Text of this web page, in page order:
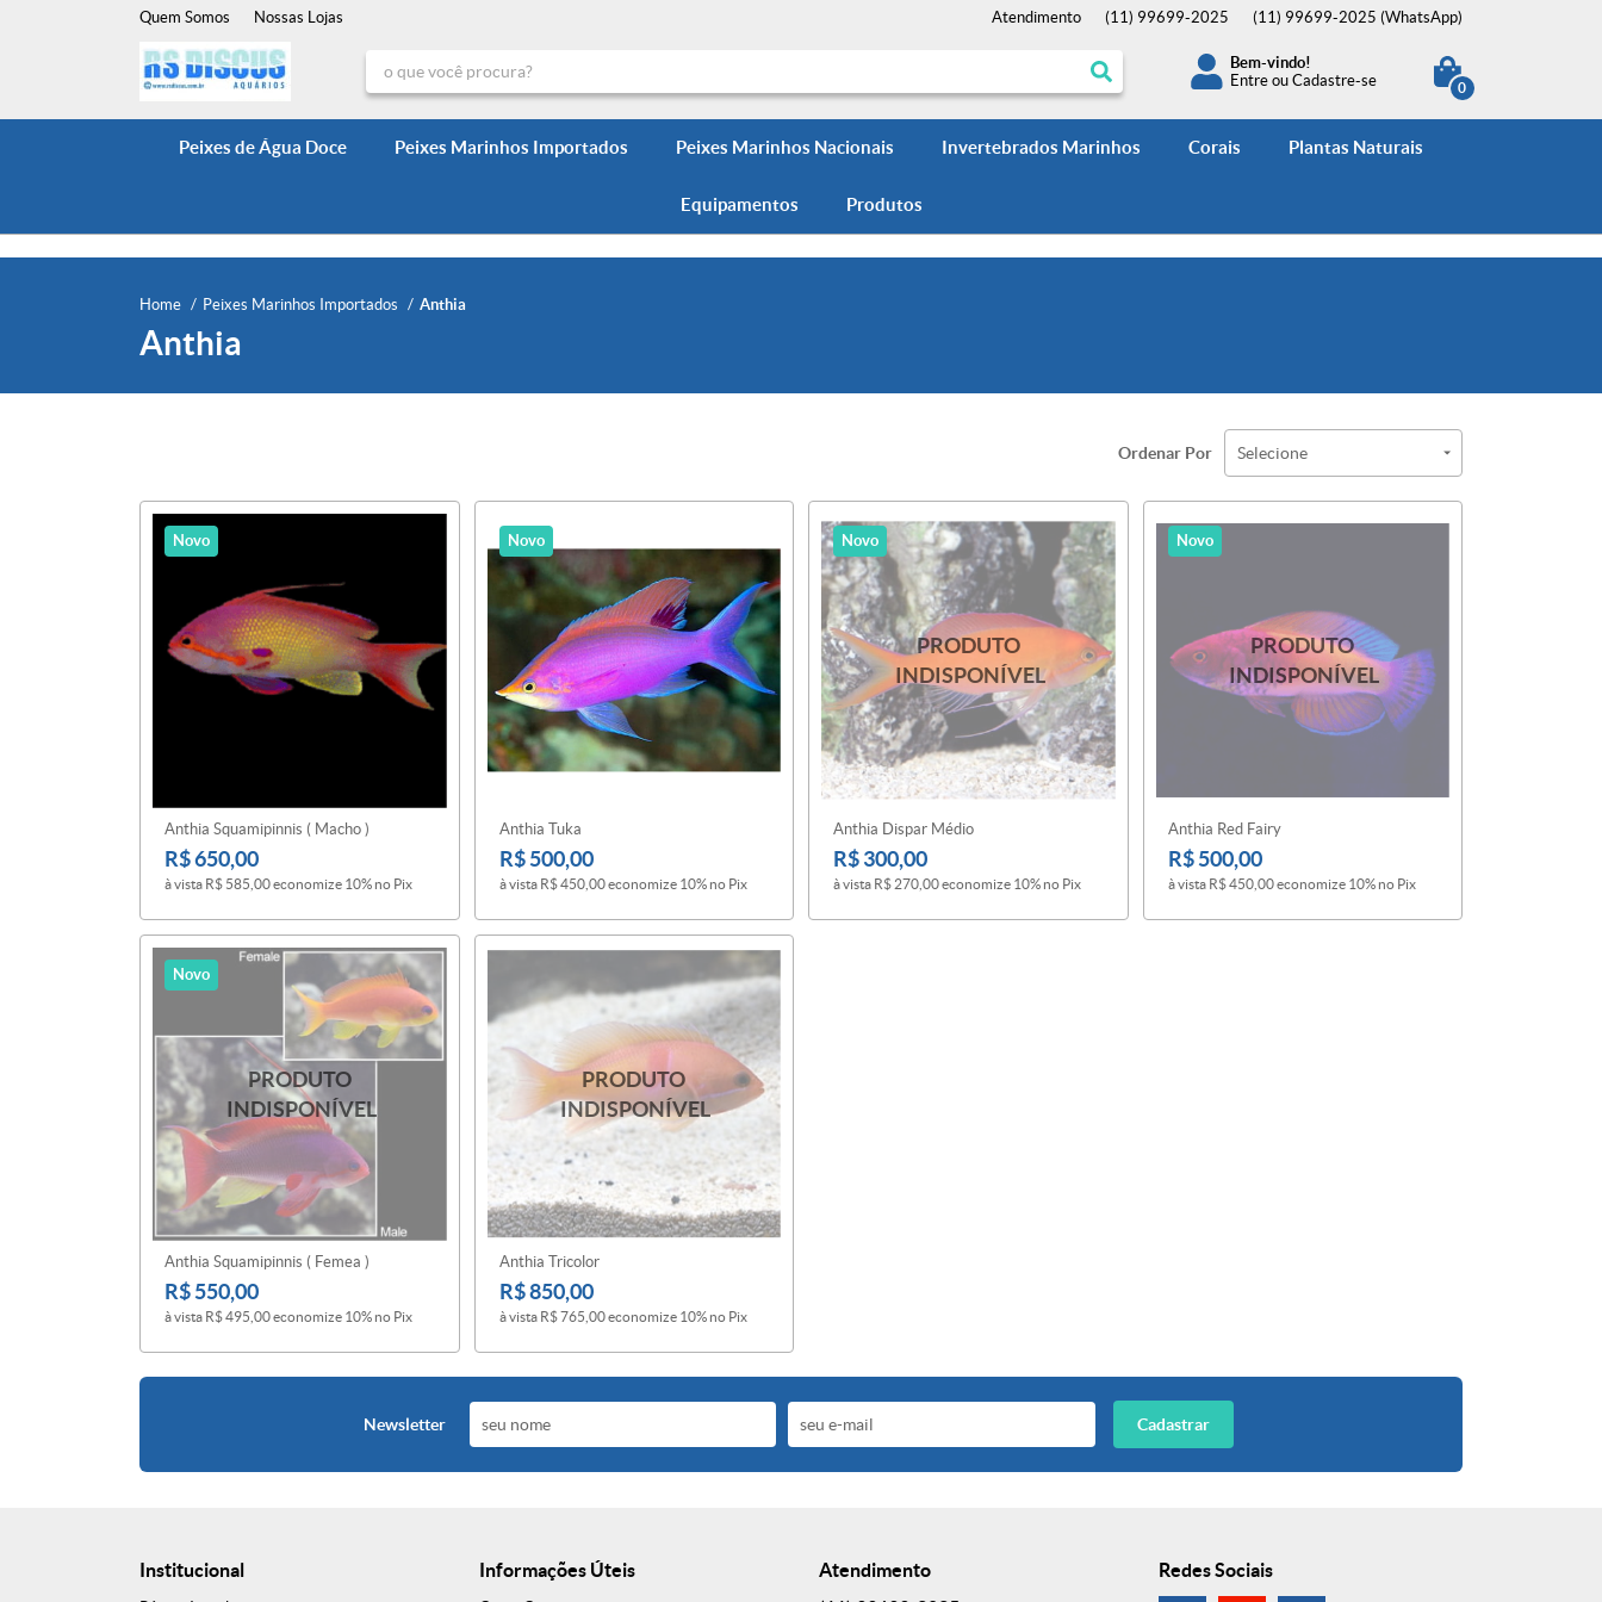
Quem Somos Nossas Lojas Atendimento (11) 99699-2025 (11) 99699-2025 (WhatsApp)
Bem-vindo!
Entre ouCadastre-se 0
Peixes de Água Doce Peixes Marinhos Importados Peixes Marinhos Nacionais Invertebrados Marinhos Corais Plantas Naturais
Equipamentos Produtos
Home Peixes Marinhos Importados Anthia
Anthia
Ordenar Por Selecione
Novo
Anthia Squamipinnis ( Macho )
R$ 650,00
à vista R$ 585,00economize 10% no Pix
Novo
Anthia Tuka
R$ 500,00
à vista R$ 450,00economize 10% no Pix
Novo
Anthia Dispar Médio
R$ 300,00
à vista R$ 270,00economize 10% no Pix
Novo
Anthia Red Fairy
R$ 500,00
à vista R$ 450,00economize 10% no Pix
Novo
Anthia Squamipinnis ( Femea )
R$ 550,00
à vista R$ 495,00economize 10% no Pix
Anthia Tricolor
R$ 850,00
à vista R$ 765,00economize 10% no Pix
Newsletter Cadastrar
Institucional Informações Úteis
Atendimento
Redes Sociais